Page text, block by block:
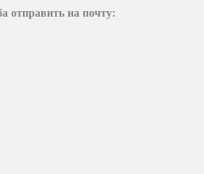
отправить на почту: